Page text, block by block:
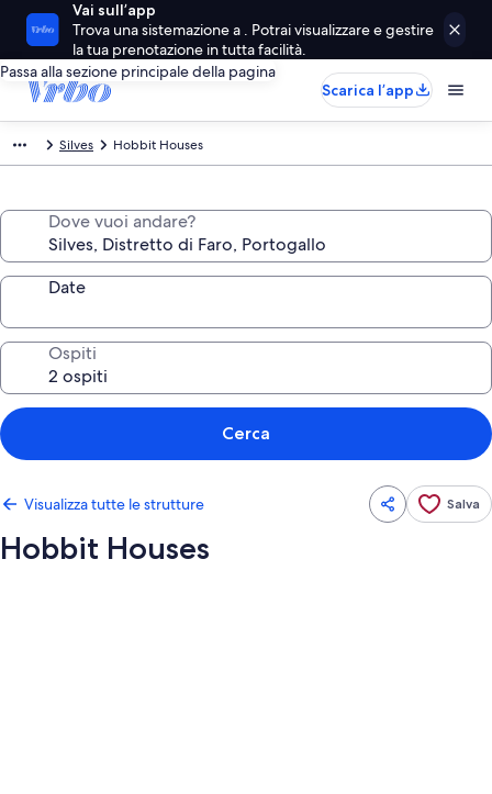
Vai sull’app
Trova una sistemazione a . Potrai visualizzare e gestire
la tua prenotazione in tutta facilità.
Passa alla sezione principale della pagina
Scarica l’app
Silves Hobbit Houses
Dove vuoi andare?
Date
Ospiti
Cerca
Visualizza tutte le strutture Salva
Hobbit Houses